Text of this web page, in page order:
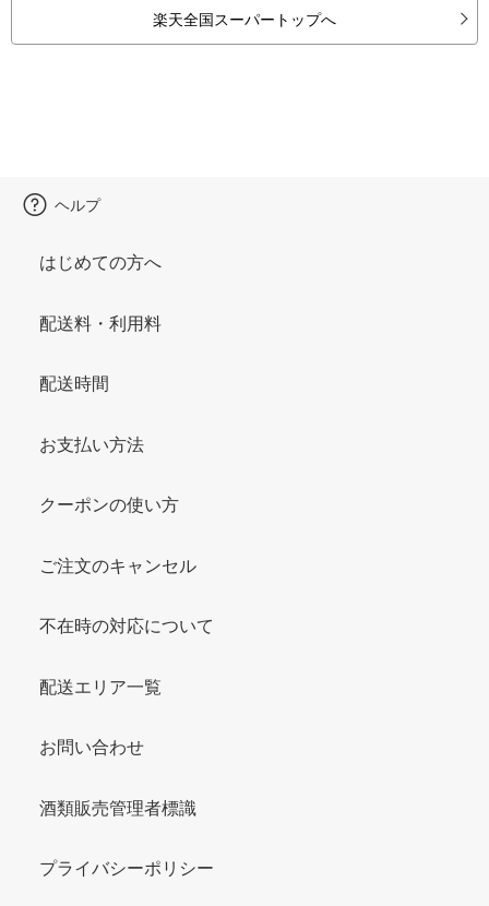
楽天全国スーパートップへ
ヘルプ
はじめての方へ
配送料・利用料
配送時間
お支払い方法
クーポンの使い方
ご注文のキャンセル
不在時の対応について
配送エリア一覧
お問い合わせ
酒類販売管理者標識
プライバシーポリシー